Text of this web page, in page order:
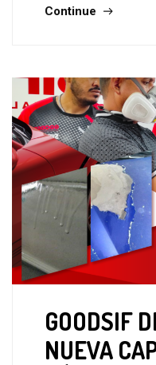
Continue
GOODSIF
NUEVA